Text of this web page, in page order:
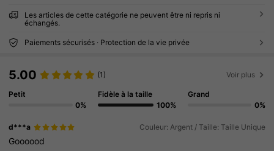
Les articles de cette catégorie ne peuvent être ni repris ni
échangés.
Paiements sécurisés · Protection de la vie privée
5.00 (1) Voir plus
Petit
0%
Fidèle à la taille
100%
Grand
0%
d***a Couleur: Argent / Taille: Taille Unique
Goooood